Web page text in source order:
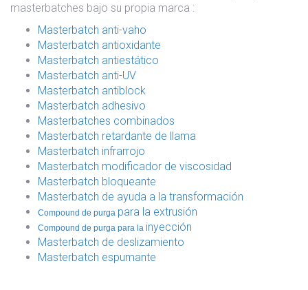
masterbatches bajo su propia marca :
Masterbatch anti-vaho
Masterbatch antioxidante
Masterbatch antiestático
Masterbatch anti-UV
Masterbatch antiblock
Masterbatch adhesivo
Masterbatches combinados
Masterbatch retardante de llama
Masterbatch infrarrojo
Masterbatch modificador de viscosidad
Masterbatch bloqueante
Masterbatch de ayuda a la transformación
Compound de purga para la extrusión
Compound de purga para la inyección
Masterbatch de deslizamiento
Masterbatch espumante